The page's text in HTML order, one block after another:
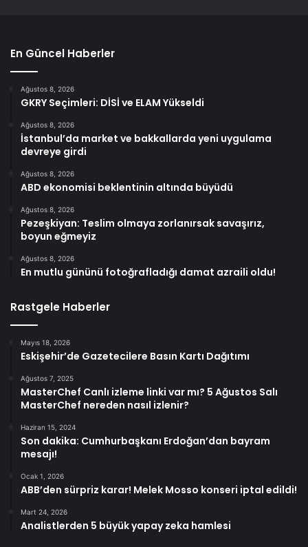
En Güncel Haberler
Ağustos 8, 2026
GKRY Seçimleri: DİSİ ve ELAM Yükseldi
Ağustos 8, 2026
İstanbul’da market ve bakkallarda yeni uygulama
devreye girdi
Ağustos 8, 2026
ABD ekonomisi beklentinin altında büyüdü
Ağustos 8, 2026
Pezeşkiyan: Teslim olmaya zorlanırsak savaşırız,
boyun eğmeyiz
Ağustos 8, 2026
En mutlu gününü fotoğrafladığı damat azraili oldu!
Rastgele Haberler
Mayıs 18, 2026
Eskişehir’de Gazetecilere Basın Kartı Dağıtımı
Ağustos 7, 2025
MasterChef Canlı izleme linki var mı? 5 Ağustos Salı
MasterChef nereden nasıl izlenir?
Haziran 15, 2024
Son dakika: Cumhurbaşkanı Erdoğan’dan bayram
mesajı!
Ocak 1, 2026
ABB’den sürpriz karar! Melek Mosso konseri iptal edildi!
Mart 24, 2026
Analistlerden 5 büyük yapay zeka hamlesi